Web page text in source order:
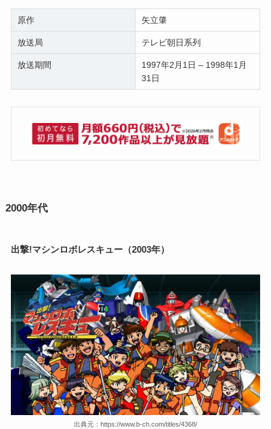
原作 矢立肇
放送局 テレビ朝日系列
放送期間
1997年2月1日 – 1998年1月
31日
2000年代
出撃!マシンロボレスキュー（2003年）
出典元：https://www.b-ch.com/titles/4368/